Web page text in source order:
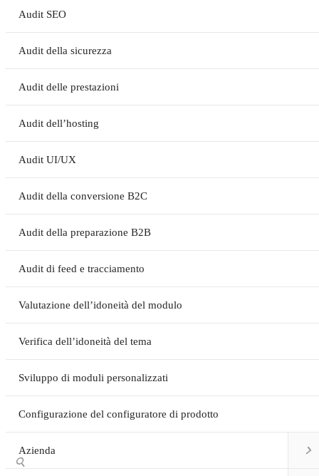
Audit SEO
Audit della sicurezza
Audit delle prestazioni
Audit dell’hosting
Audit UI/UX
Audit della conversione B2C
Audit della preparazione B2B
Audit di feed e tracciamento
Valutazione dell’idoneità del modulo
Verifica dell’idoneità del tema
Sviluppo di moduli personalizzati
Configurazione del configuratore di prodotto
Azienda 
